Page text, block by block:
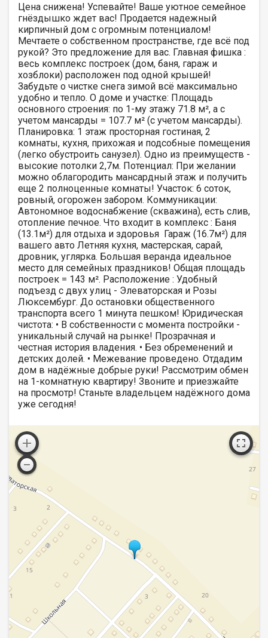
Цена снижена! Успевайте! Ваше уютное семейное
гнёздышко ждет вас! Продается надежный
кирпичный дом с огромным потенциалом!
Мечтаете о собственном пространстве, где всё под
рукой? Это предложение для вас. Главная фишка :
весь комплекс построек (дом, баня, гараж и
хозблоки) расположен под одной крышей!
Забудьте о чистке снега зимой всё максимально
удобно и тепло. О доме и участке: Площадь
основного строения: по 1-му этажу 71.8 м², а с
учетом мансарды = 107.7 м² (с учетом мансарды).
Планировка: 1 этаж просторная гостиная, 2
комнаты, кухня, прихожая и подсобные помещения
(легко обустроить санузел). Одно из преимуществ -
высокие потолки 2,7м. Потенциал: При желании
можно облагородить мансардный этаж и получить
еще 2 полноценные комнаты! Участок: 6 соток,
ровный, огорожен забором. Коммуникации:
Автономное водоснабжение (скважина), есть слив,
отопление печное. Что входит в комплекс : Баня
(13.1м²) для отдыха и здоровья ‍ Гараж (16.7м²) для
вашего авто Летняя кухня, мастерская, сарай,
дровник, углярка. Большая веранда идеальное
место для семейных праздников! Общая площадь
построек = 143 м². Расположение : Удобный
подъезд с двух улиц - Элеваторская и Розы
Люксембург. До остановки общественного
транспорта всего 1 минута пешком! Юридическая
чистота: • В собственности с момента постройки -
уникальный случай на рынке! Прозрачная и
честная история владения. • Без обременений и
детских долей. • Межевание проведено. Отдадим
дом в надёжные добрые руки! Рассмотрим обмен
на 1-комнатную квартиру! Звоните и приезжайте
на просмотр! Станьте владельцем надёжного дома
уже сегодня!